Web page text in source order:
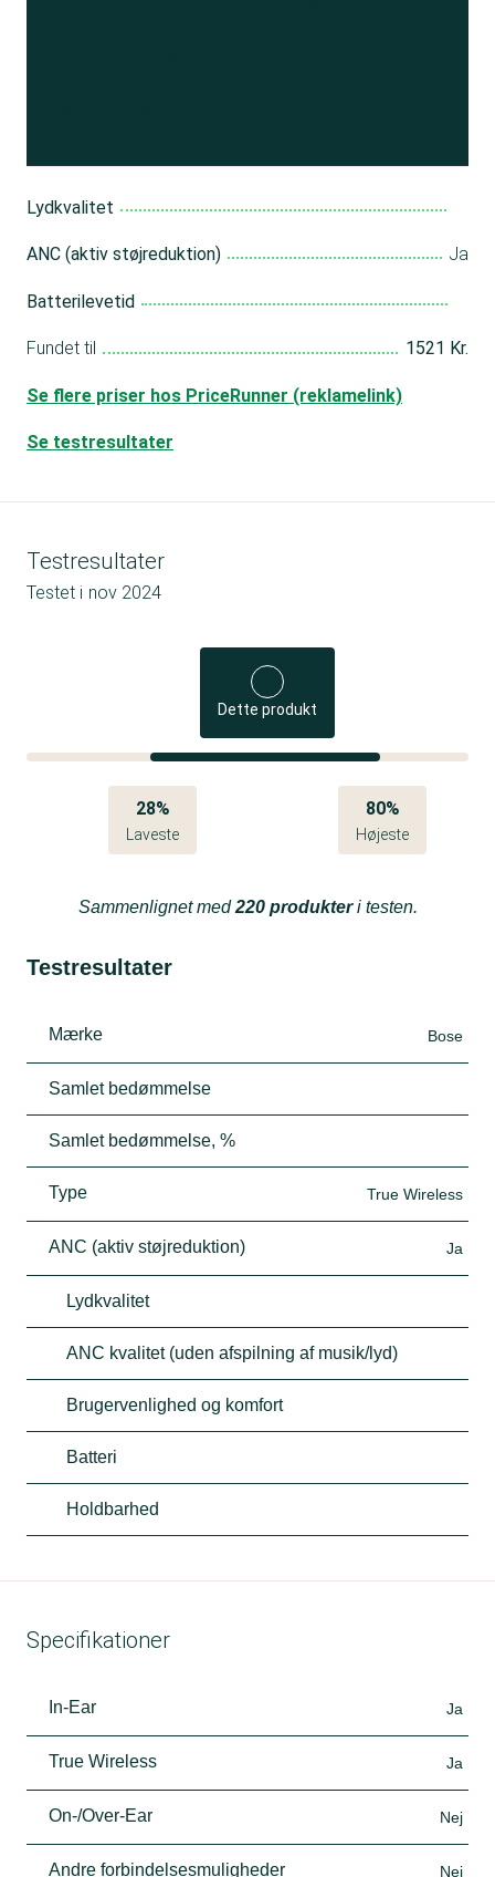
Lydkvalitet
ANC (aktiv støjreduktion) Ja
Batterilevetid
Fundet til 1521 Kr.
Se flere priser hos PriceRunner (reklamelink)
Se testresultater
Testresultater
Testet i nov 2024
Dette produkt
28%
Laveste
80%
Højeste
Sammenlignet med220 produkteri testen.
Testresultater
Mærke Bose
Samlet bedømmelse
Samlet bedømmelse, %
Type True Wireless
ANC (aktiv støjreduktion) Ja
Lydkvalitet
ANC kvalitet (uden afspilning af musik/lyd)
Brugervenlighed og komfort
Batteri
Holdbarhed
Specifikationer
In-Ear Ja
True Wireless Ja
On-/Over-Ear Nej
Andre forbindelsesmuligheder Nej